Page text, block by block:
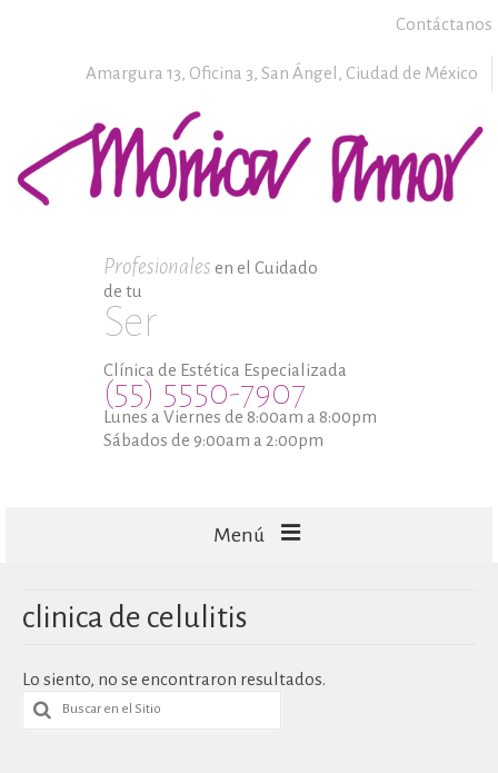
Contáctanos
Amargura 13, Oficina 3, San Ángel, Ciudad de México
Profesionales en el Cuidado
de tu
Ser
Clínica de Estética Especializada
(55) 5550-7907
Lunes a Viernes de 8:00am a 8:00pm
Sábados de 9:00am a 2:00pm
Menú
CAPILARES
TECNOLOGÍA
clinica de celulitis
Lo siento, no se encontraron resultados.